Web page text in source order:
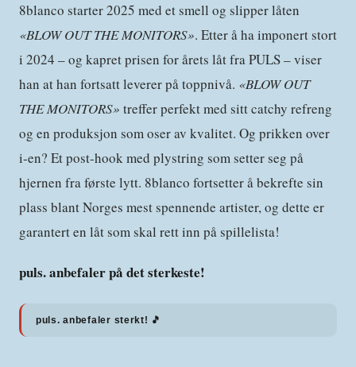
8blanco starter 2025 med et smell og slipper låten
«BLOW OUT THE MONITORS». Etter å ha imponert stort
i 2024 – og kapret prisen for årets låt fra PULS – viser
han at han fortsatt leverer på toppnivå. «BLOW OUT
THE MONITORS» treffer perfekt med sitt catchy refreng
og en produksjon som oser av kvalitet. Og prikken over
i-en? Et post-hook med plystring som setter seg på
hjernen fra første lytt. 8blanco fortsetter å bekrefte sin
plass blant Norges mest spennende artister, og dette er
garantert en låt som skal rett inn på spillelista!
puls. anbefaler på det sterkeste!
puls. anbefaler sterkt! 🎵